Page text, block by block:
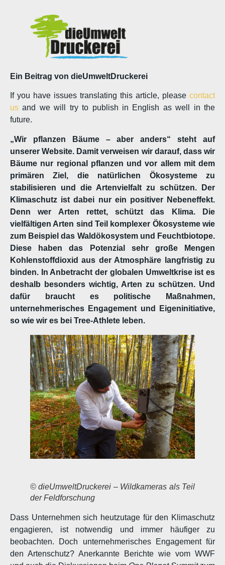
Ein Beitrag von dieUmweltDruckerei
If you have issues translating this article, please contact
us and we will try to publish in English as well in the
future.
„Wir pflanzen Bäume – aber anders“ steht auf
unserer Website. Damit verweisen wir darauf, dass wir
Bäume nur regional pflanzen und vor allem mit dem
primären Ziel, die natürlichen Ökosysteme zu
stabilisieren und die Artenvielfalt zu schützen. Der
Klimaschutz ist dabei nur ein positiver Nebeneffekt.
Denn wer Arten rettet, schützt das Klima. Die
vielfältigen Arten sind Teil komplexer Ökosysteme wie
zum Beispiel das Waldökosystem und Feuchtbiotope.
Diese haben das Potenzial sehr große Mengen
Kohlenstoffdioxid aus der Atmosphäre langfristig zu
binden. In Anbetracht der globalen Umweltkrise ist es
deshalb besonders wichtig, Arten zu schützen. Und
dafür braucht es politische Maßnahmen,
unternehmerisches Engagement und Eigeninitiative,
so wie wir es bei Tree-Athlete leben.
© dieUmweltDruckerei – Wildkameras als Teil
der Feldforschung
Dass Unternehmen sich heutzutage für den Klimaschutz
engagieren, ist notwendig und immer häufiger zu
beobachten. Doch unternehmerisches Engagement für
den Artenschutz? Anerkannte Berichte wie vom WWF